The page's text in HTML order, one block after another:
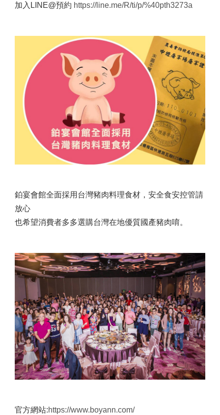
加入LINE@預約 https://line.me/R/ti/p/%40pth3273a
鉑宴會館全面採用台灣豬肉料理食材，安全食安控管請
放心
也希望消費者多多選購台灣在地優質國產豬肉唷。
官方網站:https://www.boyann.com/